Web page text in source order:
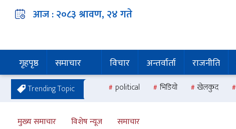
आज :२०८३ श्रावण, २४गते
गृहपृष्ठ समाचार विचार अन्तर्वार्ता राजनीति
Trending Topic political भिडियो खेलकुद
मुख्य समाचार विशेष न्यूज समाचार